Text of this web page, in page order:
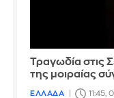
Τραγωδία στις
της μοιραίας
ΕΛΛΑΔΑ 11:45,